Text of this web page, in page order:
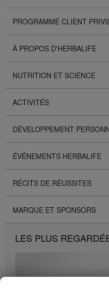
PROGRAMME CLIENT
À PROPOS D'HERBALIFE
NUTRITION ET SCIENCE
ACTIVITÉS
DÉVELOPPEMENT
ÉVÉNEMENTS HERBALIFE
RÉCITS DE RÉUSSITES
MARQUE ET SPONSORS
LES PLUS